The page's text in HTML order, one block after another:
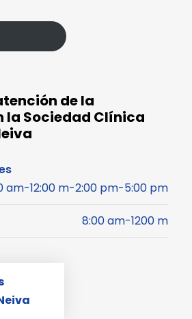
de la
la Sociedad Clínica
am-12:00 m-2:00 pm-5:00 pm
8:00 am-1200 m